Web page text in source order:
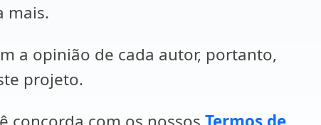
mais.
a opinião de cada autor, portanto,
projeto.